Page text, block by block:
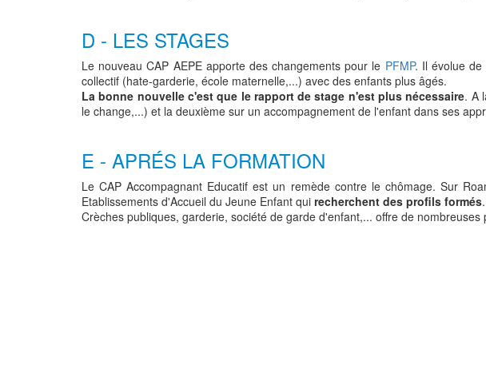
D - LES STAGES
Le nouveau CAP AEPE apporte des changements pour le PFMP. Il évolue
collectif (hate-garderie, école maternelle,...) avec des enfants plus âgés.
La bonne nouvelle c'est que le rapport de stage n'est plus nécessaire. A
le change,...) et la deuxième sur un accompagnement de l'enfant dans ses
E - APRÉS LA FORMATION
Le CAP Accompagnant Educatif est un remède contre le chômage. Sur
Etablissements d'Accueil du Jeune Enfant qui recherchent des profils formés.
Crèches publiques, garderie, société de garde d'enfant,... offre de nombreuses